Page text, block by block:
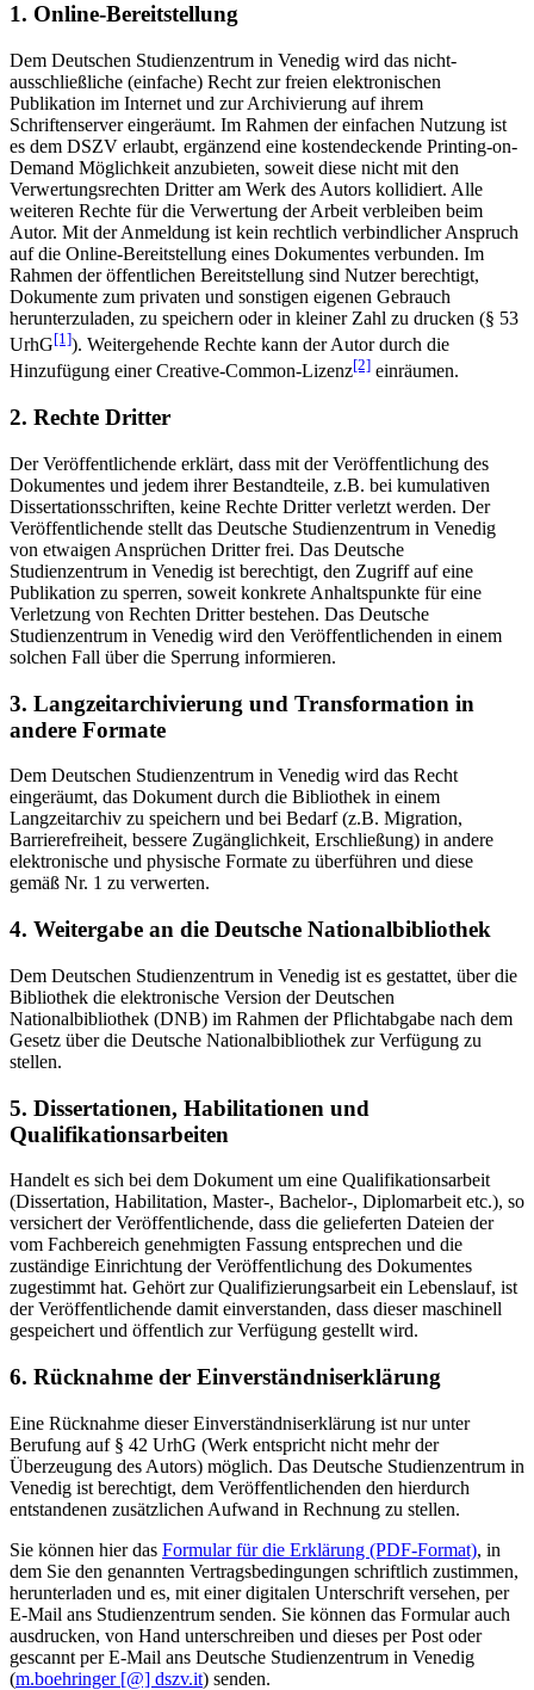
1. Online-Bereitstellung
Dem Deutschen Studienzentrum in Venedig wird das nicht-
ausschließliche (einfache) Recht zur freien elektronischen
Publikation im Internet und zur Archivierung auf ihrem
Schriftenserver eingeräumt. Im Rahmen der einfachen Nutzung ist
es dem DSZV erlaubt, ergänzend eine kostendeckende Printing-on-
Demand Möglichkeit anzubieten, soweit diese nicht mit den
Verwertungsrechten Dritter am Werk des Autors kollidiert. Alle
weiteren Rechte für die Verwertung der Arbeit verbleiben beim
Autor. Mit der Anmeldung ist kein rechtlich verbindlicher Anspruch
auf die Online-Bereitstellung eines Dokumentes verbunden. Im
Rahmen der öffentlichen Bereitstellung sind Nutzer berechtigt,
Dokumente zum privaten und sonstigen eigenen Gebrauch
herunterzuladen, zu speichern oder in kleiner Zahl zu drucken (§ 53
UrhG[1]). Weitergehende Rechte kann der Autor durch die
Hinzufügung einer Creative-Common-Lizenz[2] einräumen.
2. Rechte Dritter
Der Veröffentlichende erklärt, dass mit der Veröffentlichung des
Dokumentes und jedem ihrer Bestandteile, z.B. bei kumulativen
Dissertationsschriften, keine Rechte Dritter verletzt werden. Der
Veröffentlichende stellt das Deutsche Studienzentrum in Venedig
von etwaigen Ansprüchen Dritter frei. Das Deutsche
Studienzentrum in Venedig ist berechtigt, den Zugriff auf eine
Publikation zu sperren, soweit konkrete Anhaltspunkte für eine
Verletzung von Rechten Dritter bestehen. Das Deutsche
Studienzentrum in Venedig wird den Veröffentlichenden in einem
solchen Fall über die Sperrung informieren.
3. Langzeitarchivierung und Transformation in
andere Formate
Dem Deutschen Studienzentrum in Venedig wird das Recht
eingeräumt, das Dokument durch die Bibliothek in einem
Langzeitarchiv zu speichern und bei Bedarf (z.B. Migration,
Barrierefreiheit, bessere Zugänglichkeit, Erschließung) in andere
elektronische und physische Formate zu überführen und diese
gemäß Nr. 1 zu verwerten.
4. Weitergabe an die Deutsche Nationalbibliothek
Dem Deutschen Studienzentrum in Venedig ist es gestattet, über die
Bibliothek die elektronische Version der Deutschen
Nationalbibliothek (DNB) im Rahmen der Pflichtabgabe nach dem
Gesetz über die Deutsche Nationalbibliothek zur Verfügung zu
stellen.
5. Dissertationen, Habilitationen und
Qualifikationsarbeiten
Handelt es sich bei dem Dokument um eine Qualifikationsarbeit
(Dissertation, Habilitation, Master-, Bachelor-, Diplomarbeit etc.), so
versichert der Veröffentlichende, dass die gelieferten Dateien der
vom Fachbereich genehmigten Fassung entsprechen und die
zuständige Einrichtung der Veröffentlichung des Dokumentes
zugestimmt hat. Gehört zur Qualifizierungsarbeit ein Lebenslauf, ist
der Veröffentlichende damit einverstanden, dass dieser maschinell
gespeichert und öffentlich zur Verfügung gestellt wird.
6. Rücknahme der Einverständniserklärung
Eine Rücknahme dieser Einverständniserklärung ist nur unter
Berufung auf § 42 UrhG (Werk entspricht nicht mehr der
Überzeugung des Autors) möglich. Das Deutsche Studienzentrum in
Venedig ist berechtigt, dem Veröffentlichenden den hierdurch
entstandenen zusätzlichen Aufwand in Rechnung zu stellen.
Sie können hier das Formular für die Erklärung (PDF-Format), in
dem Sie den genannten Vertragsbedingungen schriftlich zustimmen,
herunterladen und es, mit einer digitalen Unterschrift versehen, per
E-Mail ans Studienzentrum senden. Sie können das Formular auch
ausdrucken, von Hand unterschreiben und dieses per Post oder
gescannt per E-Mail ans Deutsche Studienzentrum in Venedig
(m.boehringer [@] dszv.it) senden.